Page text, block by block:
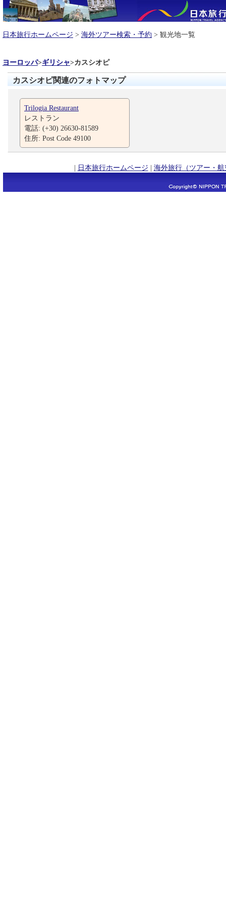
日本旅行ホームページ > 海外ツアー検索・予約 > 観光地一覧
ヨーロッパ>ギリシャ>カスシオピ
カスシオピ関連のフォトマップ
Trilogia Restaurant
レストラン
電話: (+30) 26630-81589
住所: Post Code 49100
| 日本旅行ホームページ | 海外旅行（ツアー・航